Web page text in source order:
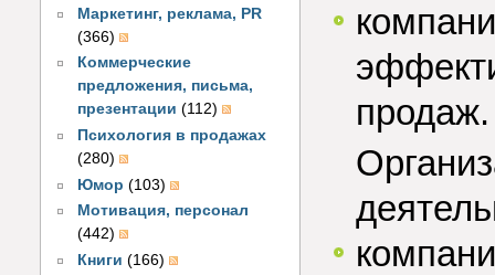
Маркетинг, реклама, PR
(366)
Коммерческие
предложения, письма,
презентации (112)
Психология в продажах
(280)
Юмор (103)
Мотивация, персонал
(442)
Книги (166)
продаж.